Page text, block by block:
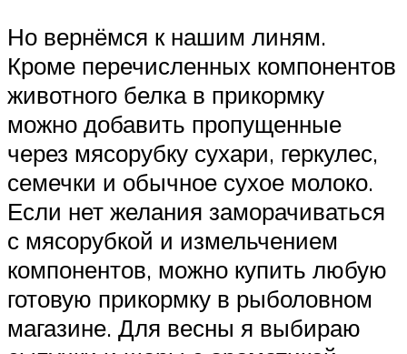
Но вернёмся к нашим линям.
Кроме перечисленных компонентов
животного белка в прикормку
можно добавить пропущенные
через мясорубку сухари, геркулес,
семечки и обычное сухое молоко.
Если нет желания заморачиваться
с мясорубкой и измельчением
компонентов, можно купить любую
готовую прикормку в рыболовном
магазине. Для весны я выбираю